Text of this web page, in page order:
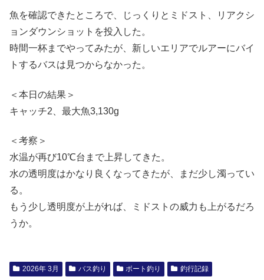
魚を確認できたところで、じっくりとミドスト、リアクシ
ョンダウンショットを投入した。
時間一杯までやってみたが、新しいエリアでルアーにバイ
トするバスは見つからなかった。
＜本日の結果＞
キャッチ2、最大魚3,130g
＜考察＞
水温が再び10℃台まで上昇してきた。
水の透明度はかなり良くなってきたが、まだ少し濁ってい
る。
もう少し透明度が上がれば、ミドストの威力も上がるだろ
うか。
2026年 3月 バス釣り ボート釣り 釣行記録